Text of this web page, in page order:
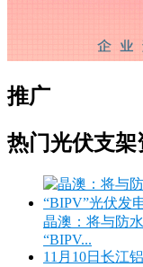
推广
热门光伏支架
晶澳：将与防
“BIPV...
11月10日长江